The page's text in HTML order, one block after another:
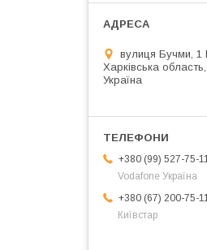
вулиця Бучми, 1
Харківська область,
Україна
+380 (99) 527-75-
Vodafone Україна
+380 (67) 200-75-
Київстар